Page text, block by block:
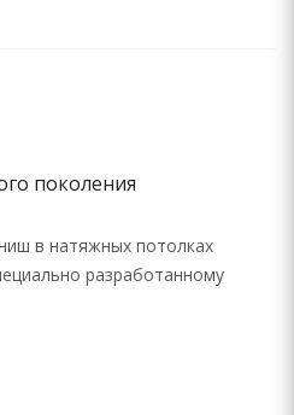
поколения
в натяжных потолках
разработанному